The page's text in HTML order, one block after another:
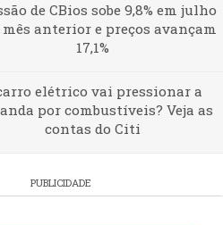
de CBios sobe 9,8% em julho
anterior e preços avançam
17,1%
elétrico vai pressionar a
por combustíveis? Veja as
contas do Citi
PUBLICIDADE